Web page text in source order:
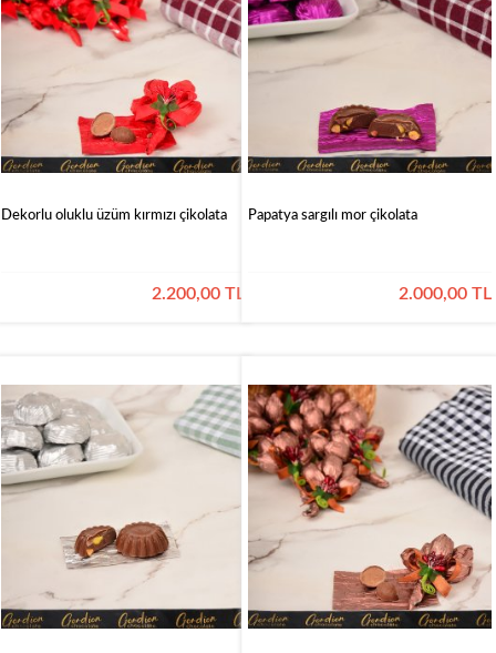
Dekorlu oluklu üzüm kırmızı çikolata
2.200,00 TL
Papatya sargılı mor çikolata
2.000,00 TL